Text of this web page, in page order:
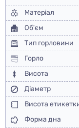
Матеріал
Об'єм
Тип горловини
Горло
Висота
Діаметр
Висота
Форма дна